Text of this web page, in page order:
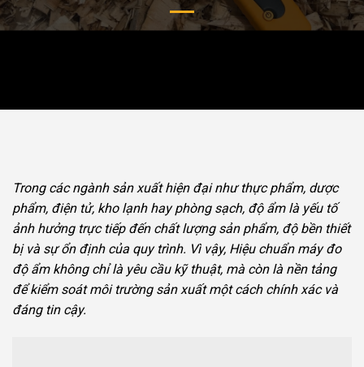
Trong các ngành sản xuất hiện đại như thực phẩm, dược
phẩm, điện tử, kho lạnh hay phòng sạch, độ ẩm là yếu tố
ảnh hưởng trực tiếp đến chất lượng sản phẩm, độ bền thiết
bị và sự ổn định của quy trình. Vì vậy, Hiệu chuẩn máy đo
độ ẩm không chỉ là yêu cầu kỹ thuật, mà còn là nền tảng
để kiểm soát môi trường sản xuất một cách chính xác và
đáng tin cậy.